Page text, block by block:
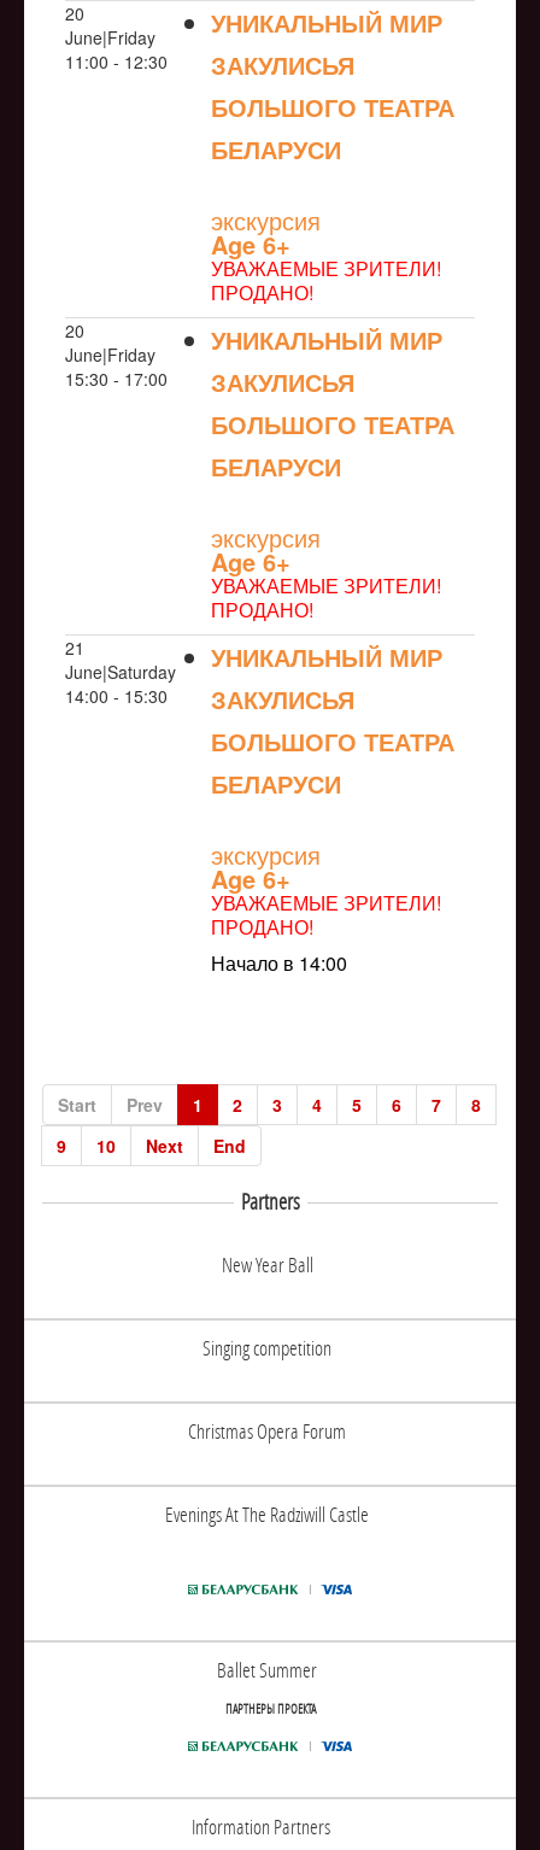
20
June|Friday
11:00 - 12:30
УНИКАЛЬНЫЙ МИР
ЗАКУЛИСЬЯ
БОЛЬШОГО ТЕАТРА
БЕЛАРУСИ
экскурсия
Age 6+
УВАЖАЕМЫЕ ЗРИТЕЛИ!
ПРОДАНО!
20
June|Friday
15:30 - 17:00
УНИКАЛЬНЫЙ МИР
ЗАКУЛИСЬЯ
БОЛЬШОГО ТЕАТРА
БЕЛАРУСИ
экскурсия
Age 6+
УВАЖАЕМЫЕ ЗРИТЕЛИ!
ПРОДАНО!
21
June|Saturday
14:00 - 15:30
УНИКАЛЬНЫЙ МИР
ЗАКУЛИСЬЯ
БОЛЬШОГО ТЕАТРА
БЕЛАРУСИ
экскурсия
Age 6+
УВАЖАЕМЫЕ ЗРИТЕЛИ!
ПРОДАНО!
Начало в 14:00
Start Prev 1 2 3 4 5 6 7
8
9
10 Next End
Partners
New Year Ball
Singing competition
Christmas Opera Forum
Evenings At The Radziwill Castle
Ballet Summer
ПАРТНЕРЫ ПРОЕКТА
Information Partners